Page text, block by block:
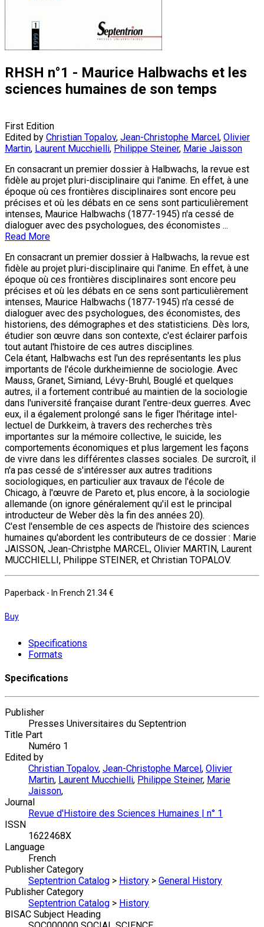
RHSH n°1 - Maurice Halbwachs et les
sciences humaines de son temps
First Edition
Edited by Christian Topalov, Jean-Christophe Marcel, Olivier
Martin, Laurent Mucchielli, Philippe Steiner, Marie Jaisson
En consacrant un premier dossier à Halbwachs, la revue est
fidèle au projet pluri-discipli­naire qui l'anime. En effet, à une
époque où ces frontières disciplinaires sont encore peu
précises et où les débats en ce sens sont particulièrement
intenses, Maurice Halbwachs (1877-1945) n'a cessé de
dialoguer avec des psychologues, des économistes ...
Read More
En consacrant un premier dossier à Halbwachs, la revue est
fidèle au projet pluri-discipli­naire qui l'anime. En effet, à une
époque où ces frontières disciplinaires sont encore peu
précises et où les débats en ce sens sont particulièrement
intenses, Maurice Halbwachs (1877-1945) n'a cessé de
dialoguer avec des psychologues, des économistes, des
histo­riens, des démographes et des statisticiens. Dès lors,
étudier son œuvre dans son contex­te, c'est éclairer parfois
tout autant l'histoire de ces autres disciplines.
Cela étant, Halbwachs est l'un des représentants les plus
importants de l'école durkhei­mienne de sociologie. Avec
Mauss, Granet, Simiand, Lévy-Bruhl, Bouglé et quelques
autres, il a fortement contribué au maintien de la sociologie
dans l'université française durant l'entre-deux guerres. Avec
eux, il a également prolongé sans le figer l'héritage intel­
lectuel de Durkkeim, à travers des recherches très
importantes sur la mémoire collective, le suicide, les
comportements économiques et plus largement les façons
de vivre dans les différentes classes sociales. De surcroît, il
n'a pas cessé de s'intéresser aux autres tradi­tions
sociologiques, en particulier aux travaux de l'école de
Chicago, à l'œuvre de Pareto et, plus encore, à la sociologie
allemande (on ignore généralement qu'il est le principal
introducteur de Weber dès la fin des années 20).
C'est l'ensemble de ces aspects de l'histoire des sciences
humaines qu'abordent les contributeurs de ce dossier : Marie
JAISSON, Jean-Christphe MARCEL, Olivier MARTIN, Laurent
MUCCHIELLI, Philippe STEINER, et Christian TOPALOV.
Paperback - In French 21.34 €
Buy
Specifications
Formats
Specifications
Publisher
Presses Universitaires du Septentrion
Title Part
Numéro 1
Edited by
Christian Topalov, Jean-Christophe Marcel , Olivier
Martin, Laurent Mucchielli, Philippe Steiner, Marie
Jaisson,
Journal
Revue d'Histoire des Sciences Humaines | n° 1
ISSN
1622468X
Language
French
Publisher Category
Septentrion Catalog > History > General History
Publisher Category
Septentrion Catalog > History
BISAC Subject Heading